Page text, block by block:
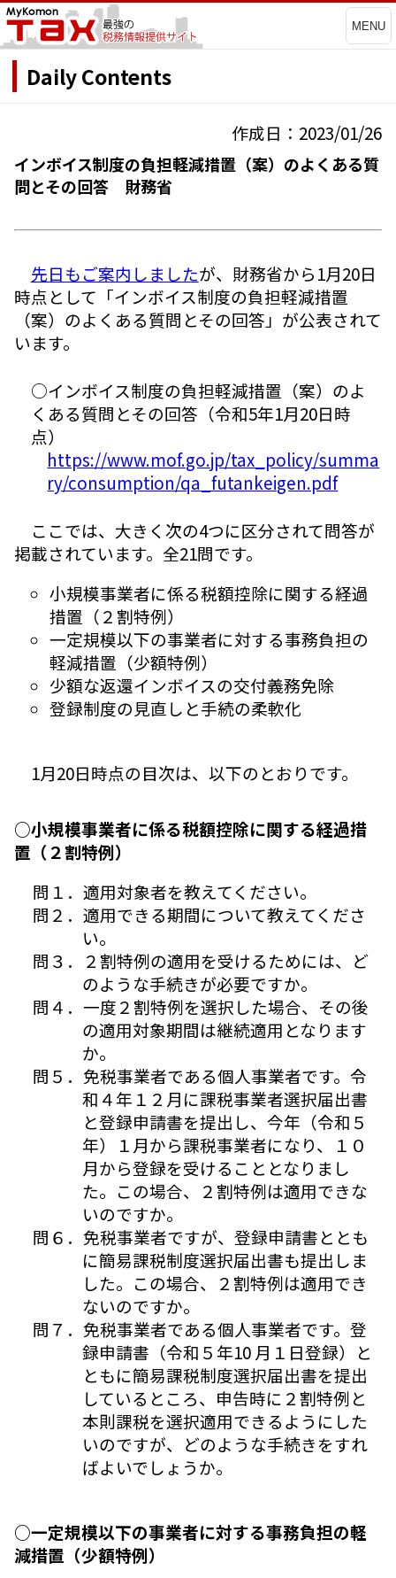
MENU
Daily Contents
作成日：2023/01/26
インボイス制度の負担軽減措置（案）のよくある質
問とその回答 財務省
先日もご案内しましたが、財務省から1月20日
時点として「インボイス制度の負担軽減措置
（案）のよくある質問とその回答」が公表されて
います。
○インボイス制度の負担軽減措置（案）のよ
くある質問とその回答（令和5年1月20日時
点）
https://www.mof.go.jp/tax_policy/summa
ry/consumption/qa_futankeigen.pdf
ここでは、大きく次の4つに区分されて問答が
掲載されています。全21問です。
小規模事業者に係る税額控除に関する経過
措置（２割特例）
一定規模以下の事業者に対する事務負担の
軽減措置（少額特例）
少額な返還インボイスの交付義務免除
登録制度の見直しと手続の柔軟化
1月20日時点の目次は、以下のとおりです。
○小規模事業者に係る税額控除に関する経過措
置（２割特例）
問１．適用対象者を教えてください。
問２．適用できる期間について教えてくださ
い。
問３．２割特例の適用を受けるためには、ど
のような手続きが必要ですか。
問４．一度２割特例を選択した場合、その後
の適用対象期間は継続適用となります
か。
問５．免税事業者である個人事業者です。令
和４年１２月に課税事業者選択届出書
と登録申請書を提出し、今年（令和５
年）１月から課税事業者になり、１０
月から登録を受けることとなりまし
た。この場合、２割特例は適用できな
いのですか。
問６．免税事業者ですが、登録申請書ととも
に簡易課税制度選択届出書も提出しま
した。この場合、２割特例は適用でき
ないのですか。
問７．免税事業者である個人事業者です。登
録申請書（令和５年10 月１日登録）と
ともに簡易課税制度選択届出書を提出
しているところ、申告時に２割特例と
本則課税を選択適用できるようにした
いのですが、どのような手続きをすれ
ばよいでしょうか。
○一定規模以下の事業者に対する事務負担の軽
減措置（少額特例）